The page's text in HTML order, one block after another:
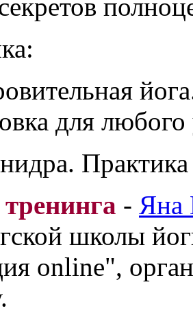
для
- Яна
школы
online",